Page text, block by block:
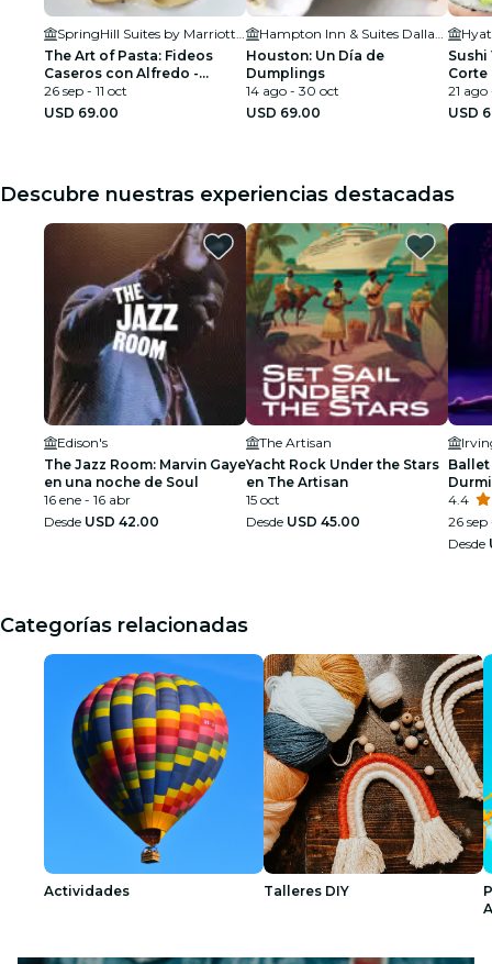
The Art of Pasta: Fideos
Caseros con Alfredo -
Dallas
26 sep - 11 oct
USD 69.00
Houston: Un Día de
Dumplings
14 ago - 30 oct
USD 69.00
Sushi
Corte
21
USD
Descubre nuestras experiencias destacadas
Edison's
The Jazz Room: Marvin Gaye
en una noche de Soul
16 ene - 16 abr
Desde USD 42.00
The Artisan
Yacht Rock Under the Stars
en The Artisan
15 oct
Desde USD 45.00
Ballet
4.4
26
Desde
Categorías relacionadas
Actividades Talleres DIY